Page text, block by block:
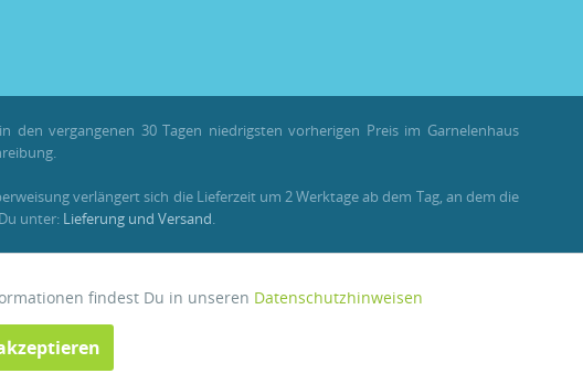
den vergangenen 30 Tagen niedrigsten vorherigen Preis im Garnelenhaus
verlängert sich die Lieferzeit um 2 Werktage ab dem Tag, an dem die
unter: Lieferung und Versand.
Aktiv
findest Du in unseren Datenschutzhinweisen